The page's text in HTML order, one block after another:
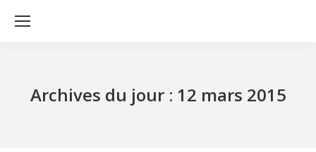
Archives du jour : 12 mars 2015